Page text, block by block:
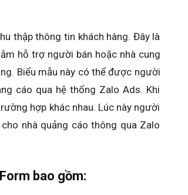
thập thông tin khách hàng. Đây là
hỗ trợ người bán hoặc nhà cung
Biểu mẫu này có thể được người
cáo qua hệ thống Zalo Ads. Khi
hợp khác nhau. Lúc này người
nhà quảng cáo thông qua Zalo
bao gồm: